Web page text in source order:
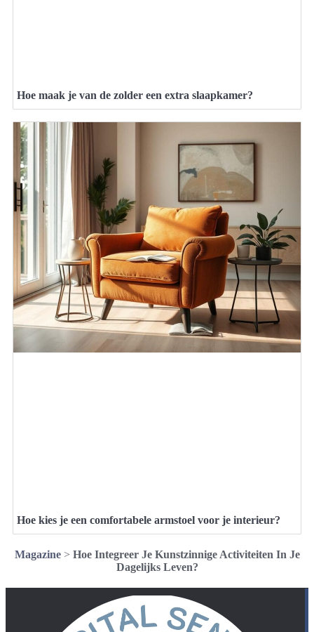
Hoe maak je van de zolder een extra slaapkamer?
Hoe kies je een comfortabele armstoel voor je interieur?
Magazine> Hoe Integreer Je Kunstzinnige Activiteiten In Je
Dagelijks Leven?